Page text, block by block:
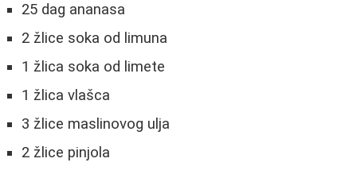
25 dag ananasa
2 žlice soka od limuna
1 žlica soka od limete
1 žlica vlašca
3 žlice maslinovog ulja
2 žlice pinjola